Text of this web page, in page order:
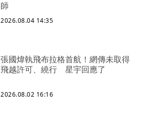
師
2026.08.04 14:35
張國煒執飛布拉格首航！網傳未取得
飛越許可、繞行 星宇回應了
2026.08.02 16:16